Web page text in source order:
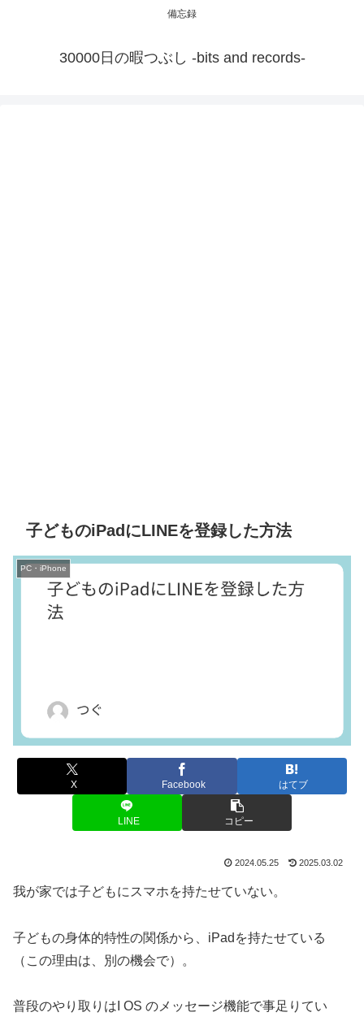
備忘録
30000日の暇つぶし -bits and records-
子どものiPadにLINEを登録した方法
PC・iPhone
X Facebook はてブ
LINE コピー
2024.05.25 2025.03.02
我が家では子どもにスマホを持たせていない。
子どもの身体的特性の関係から、iPadを持たせている
（この理由は、別の機会で）。
普段のやり取りはI OS のメッセージ機能で事足りてい